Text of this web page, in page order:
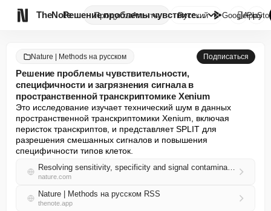
TheNote ПродуктыАгенты Решение проблемы чувствительно...
Русский GooglePlay

Nature | Methods на русском Подписаться
Решение проблемы чувствительности,
специфичности и загрязнения сигнала в
пространственной транскриптомике Xenium
Это исследование изучает технический шум в данных
пространственной транскриптомики Xenium, включая
перисток транскриптов, и представляет SPLIT для
разрешения смешанных сигналов и повышения
специфичности типов клеток.
Resolving sensitivity, specificity and signal contamination in Xenium spatial transcriptomics
nature.com
Nature | Methods на русском RSS
thenote.app